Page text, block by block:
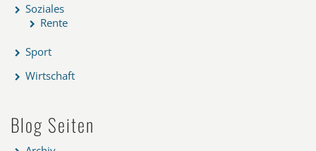
Soziales
Rente
Sport
Wirtschaft
Blog Seiten